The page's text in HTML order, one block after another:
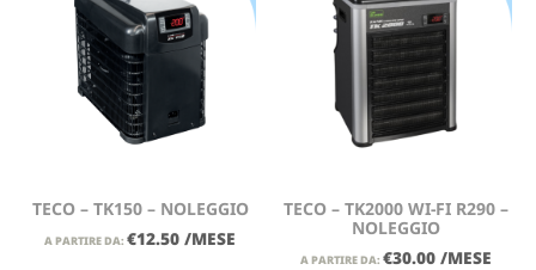
TECO – TK150 – NOLEGGIO
A PARTIRE DA: €12.50 /MESE
TECO – TK2000 WI-FI R290 –
NOLEGGIO
A PARTIRE DA: €30.00 /MESE